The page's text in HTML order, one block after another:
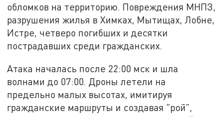
обломков на территорию. Повреждения МНПЗ,
разрушения жилья в Химках, Мытищах, Лобне,
Истре, четверо погибших и десятки
пострадавших среди гражданских.
Атака началась после 22:00 мск и шла
волнами до 07:00. Дроны летели на
предельно малых высотах, имитируя
гражданские маршруты и создавая "рой",